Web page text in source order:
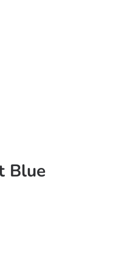
Blue